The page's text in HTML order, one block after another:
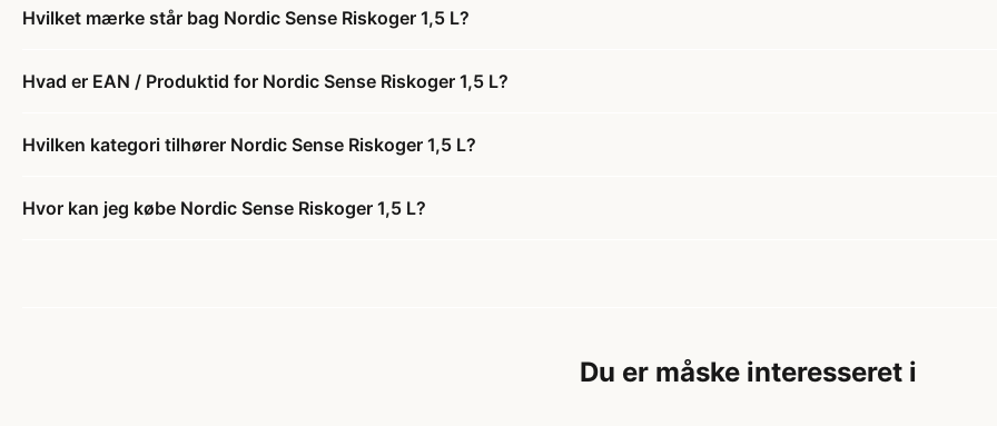
Hvilket mærke står bag Nordic Sense Riskoger 1,5 L?
Hvad er EAN / Produktid for Nordic Sense Riskoger 1,5 L?
Hvilken kategori tilhører Nordic Sense Riskoger 1,5 L?
Hvor kan jeg købe Nordic Sense Riskoger 1,5 L?
Du er måske interesseret i